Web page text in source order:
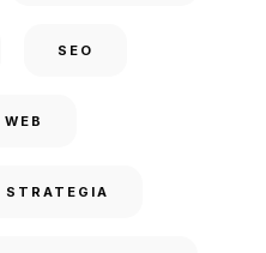
SEO
STRATEGIA